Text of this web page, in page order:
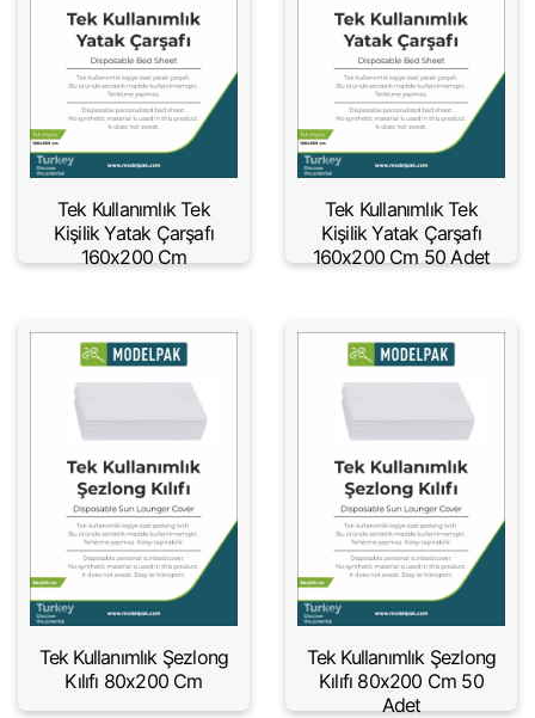
Tek Kullanımlık Tek
Kişilik Yatak Çarşafı
160x200 Cm
Tek Kullanımlık Tek
Kişilik Yatak Çarşafı
160x200 Cm 50 Adet
Tek Kullanımlık Şezlong
Kılıfı 80x200 Cm
Tek Kullanımlık Şezlong
Kılıfı 80x200 Cm 50
Adet